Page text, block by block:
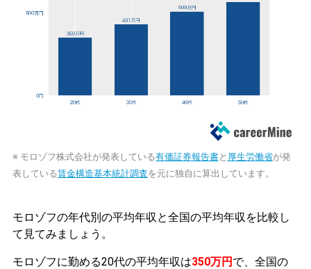
※ モロゾフ株式会社が発表している有価証券報告書と 厚生労働省が発
表している賃金構造基本統計調査を元に独自に算出しています。
モロゾフの年代別の平均年収と全国の平均年収を比較し
て見てみましょう。
モロゾフに勤める20代の平均年収は350万円 で、全国の